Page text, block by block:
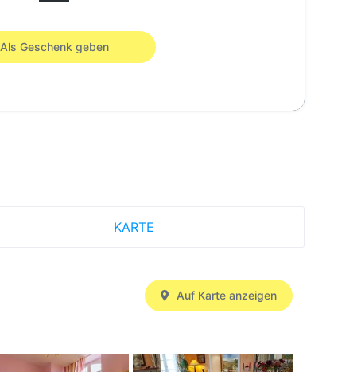
Als Geschenk geben
KARTE
Auf Karte anzeigen